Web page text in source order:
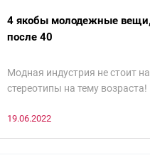
4 якобы молодежные
после 40
Модная индустрия не стоит
стереотипы на тему
что стоит более вдумчиво
современный образ. Мы
с чувством стиля и готовы
19.06.2022